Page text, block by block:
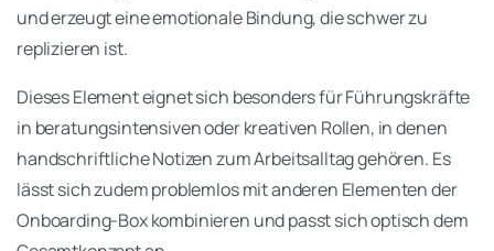
und erzeugt eine emotionale Bindung, die schwer zu
replizieren ist.
Dieses Element eignet sich besonders für Führungskräfte
in beratungsintensiven oder kreativen Rollen, in denen
handschriftliche Notizen zum Arbeitsalltag gehören. Es
lässt sich zudem problemlos mit anderen Elementen der
Onboarding-Box kombinieren und passt sich optisch dem